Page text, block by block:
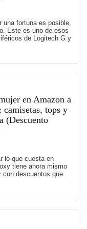
fortuna es posible,
Este es uno de esos
de Logitech G y
en Amazon a
tops y
(Descuento
lo que cuesta en
tiene ahora mismo
con descuentos que